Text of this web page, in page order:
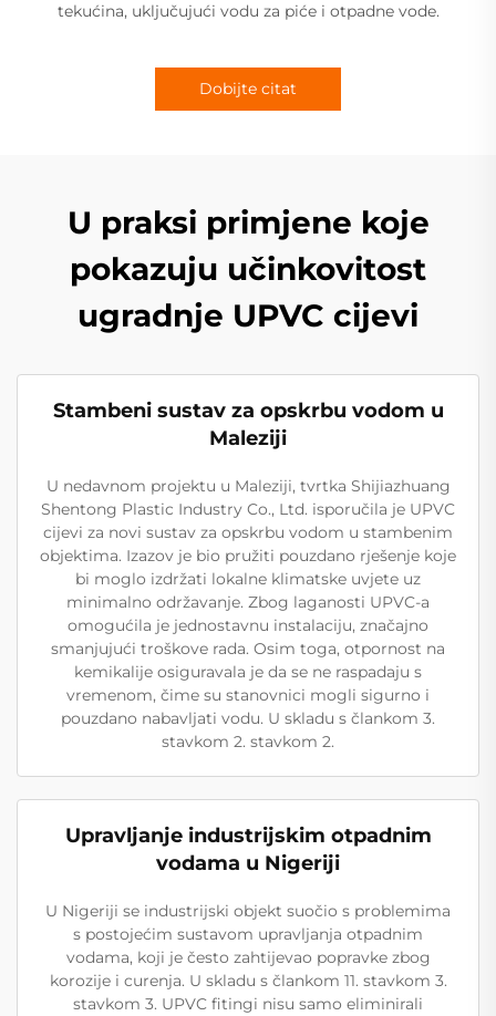
tekućina, uključujući vodu za piće i otpadne vode.
Dobijte citat
U praksi primjene koje
pokazuju učinkovitost
ugradnje UPVC cijevi
Stambeni sustav za opskrbu vodom u
Maleziji
U nedavnom projektu u Maleziji, tvrtka Shijiazhuang
Shentong Plastic Industry Co., Ltd. isporučila je UPVC
cijevi za novi sustav za opskrbu vodom u stambenim
objektima. Izazov je bio pružiti pouzdano rješenje koje
bi moglo izdržati lokalne klimatske uvjete uz
minimalno održavanje. Zbog laganosti UPVC-a
omogućila je jednostavnu instalaciju, značajno
smanjujući troškove rada. Osim toga, otpornost na
kemikalije osiguravala je da se ne raspadaju s
vremenom, čime su stanovnici mogli sigurno i
pouzdano nabavljati vodu. U skladu s člankom 3.
stavkom 2. stavkom 2.
Upravljanje industrijskim otpadnim
vodama u Nigeriji
U Nigeriji se industrijski objekt suočio s problemima
s postojećim sustavom upravljanja otpadnim
vodama, koji je često zahtijevao popravke zbog
korozije i curenja. U skladu s člankom 11. stavkom 3.
stavkom 3. UPVC fitingi nisu samo eliminirali